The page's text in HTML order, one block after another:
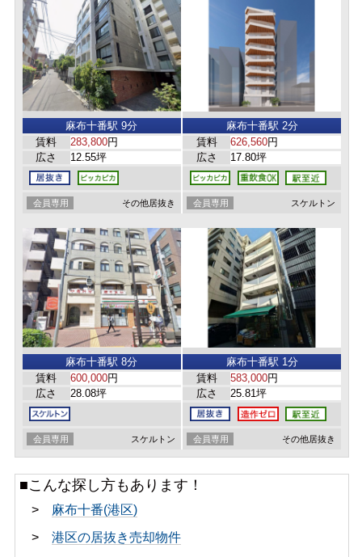
麻布十番駅 9分
賃料
283,800円
広さ
12.55坪
会員専用 その他居抜き
麻布十番駅 2分
賃料
626,560円
広さ
17.80坪
会員専用 スケルトン
麻布十番駅 8分
賃料
600,000円
広さ
28.08坪
会員専用 スケルトン
麻布十番駅 1分
賃料
583,000円
広さ
25.81坪
会員専用 その他居抜き
■こんな探し方もあります！
> 麻布十番(港区)
> 港区の居抜き売却物件